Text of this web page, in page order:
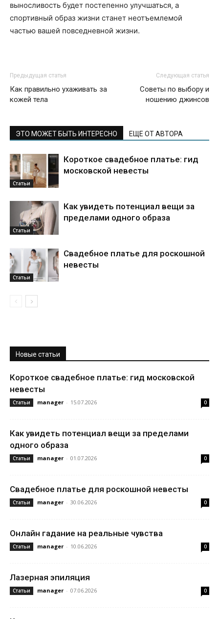
выносливость будет постепенно улучшаться, а
спортивный образ жизни станет неотъемлемой
частью вашей повседневной жизни.
Предыдущая статья
Как правильно ухаживать за
кожей тела
Следующая статья
Советы по выбору и
ношению джинсов
ЭТО МОЖЕТ БЫТЬ ИНТЕРЕСНО ЕЩЕ ОТ АВТОРА
Статьи
Короткое свадебное платье: гид
московской невесты
Статьи
Как увидеть потенциал вещи за
пределами одного образа
Статьи
Свадебное платье для роскошной
невесты
Новые статьи
Короткое свадебное платье: гид московской
невесты
Статьи manager - 15.07.2026 0
Как увидеть потенциал вещи за пределами
одного образа
Статьи manager - 01.07.2026 0
Свадебное платье для роскошной невесты
Статьи manager - 30.06.2026 0
Онлайн гадание на реальные чувства
Статьи manager - 10.06.2026 0
Лазерная эпиляция
Статьи manager - 07.06.2026 0